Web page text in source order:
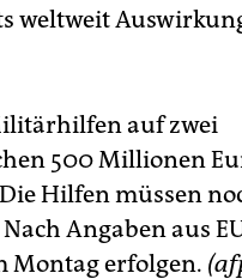
weltweit
auf zwei
500 Millionen
Hilfen müssen
Angaben aus
Montag erfolgen.